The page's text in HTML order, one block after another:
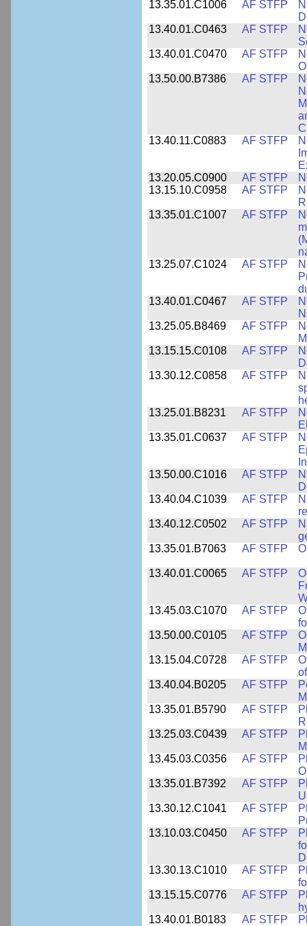
13.35.01.C1006
AF STFP
13.40.01.C0463
AF STFP
13.40.01.C0470
AF STFP
13.50.00.B7386
AF STFP
13.40.11.C0883
AF STFP
13.20.05.C0900
AF STFP
13.15.10.C0958
AF STFP
13.35.01.C1007
AF STFP
13.25.07.C1024
AF STFP
13.40.01.C0467
AF STFP
13.25.05.B8469
AF STFP
13.15.15.C0108
AF STFP
13.30.12.C0858
AF STFP
13.25.01.B8231
AF STFP
13.35.01.C0637
AF STFP
13.50.00.C1016
AF STFP
13.40.04.C1039
AF STFP
13.40.12.C0502
AF STFP
13.35.01.B7063
AF STFP
13.40.01.C0065 AF STFP
13.45.03.C1070
AF STFP
13.50.00.C0105
AF STFP
13.15.04.C0728
AF STFP
13.40.04.B0205
AF STFP
13.35.01.B5790
AF STFP
13.25.03.C0439
AF STFP
13.45.03.C0356
AF STFP
13.35.01.B7392
AF STFP
13.30.12.C1041
AF STFP
13.10.03.C0450
AF STFP
13.30.13.C1010
AF STFP
13.15.15.C0776
AF STFP
13.40.01.B0183
AF STFP